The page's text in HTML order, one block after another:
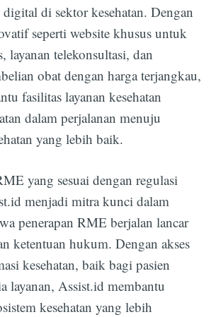
di sektor kesehatan. Dengan
seperti website khusus untuk
layanan telekonsultasi, dan
obat dengan harga terjangkau,
fasilitas layanan kesehatan
dalam perjalanan menuju
yang lebih baik.
yang sesuai dengan regulasi
menjadi mitra kunci dalam
penerapan RME berjalan lancar
ketentuan hukum. Dengan akses
kesehatan, baik bagi pasien
layanan, Assist.id membantu
kesehatan yang lebih